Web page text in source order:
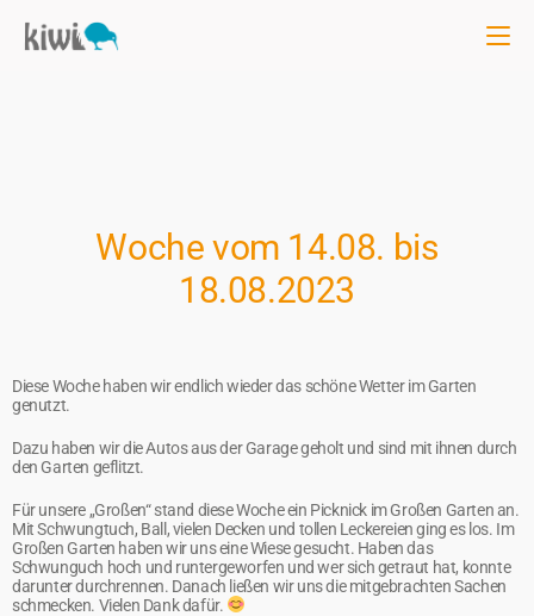
Woche vom 14.08. bis
18.08.2023
Diese Woche haben wir endlich wieder das schöne Wetter im Garten
genutzt.
Dazu haben wir die Autos aus der Garage geholt und sind mit ihnen durch
den Garten geflitzt.
Für unsere „Großen“ stand diese Woche ein Picknick im Großen Garten an.
Mit Schwungtuch, Ball, vielen Decken und tollen Leckereien ging es los. Im
Großen Garten haben wir uns eine Wiese gesucht. Haben das
Schwunguch hoch und runtergeworfen und wer sich getraut hat, konnte
darunter durchrennen. Danach ließen wir uns die mitgebrachten Sachen
schmecken. Vielen Dank dafür.